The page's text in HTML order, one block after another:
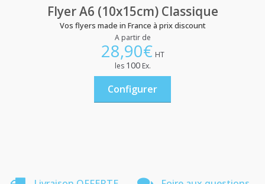
Flyer A6 (10x15cm) Classique
Vos flyers made in France à prix discount
A partir de
28,90€ HT
les 100Ex.
Configurer